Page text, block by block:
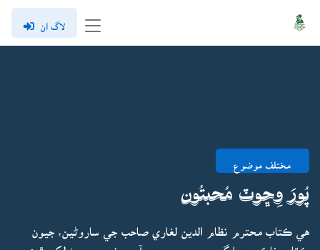
لاگ ان
مختلف موضوع
پُورَ وِڇوٽ مُحبتُون
هي ڪتاب محترم نظام الدين لغاري صاحب جي ساروڻين، جيون
ڪٿا ۽ خاڪن ۽ يادگيرين جو مجموعو آھي. نصير ميمڻ لکي ٿو: